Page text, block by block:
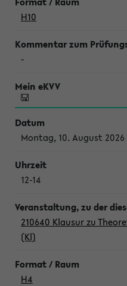
H10
-
Montag, 10. August 2026
12-14
210640 Klausur zu
(Kl)
H4